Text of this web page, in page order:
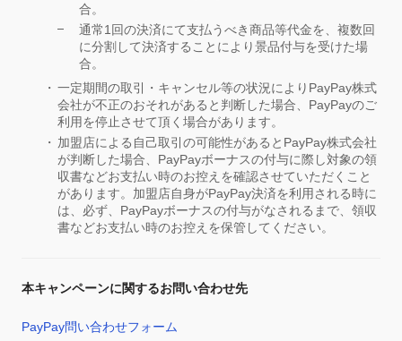
合。
通常1回の決済にて支払うべき商品等代金を、複数回
に分割して決済することにより景品付与を受けた場
合。
一定期間の取引・キャンセル等の状況によりPayPay株式
会社が不正のおそれがあると判断した場合、PayPayのご
利用を停止させて頂く場合があります。
加盟店による自己取引の可能性があるとPayPay株式会社
が判断した場合、PayPayボーナスの付与に際し対象の領
収書などお支払い時のお控えを確認させていただくこと
があります。加盟店自身がPayPay決済を利用される時に
は、必ず、PayPayボーナスの付与がなされるまで、領収
書などお支払い時のお控えを保管してください。
本キャンペーンに関するお問い合わせ先
PayPay問い合わせフォーム